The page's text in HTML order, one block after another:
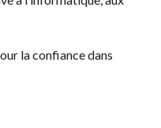
la confiance dans